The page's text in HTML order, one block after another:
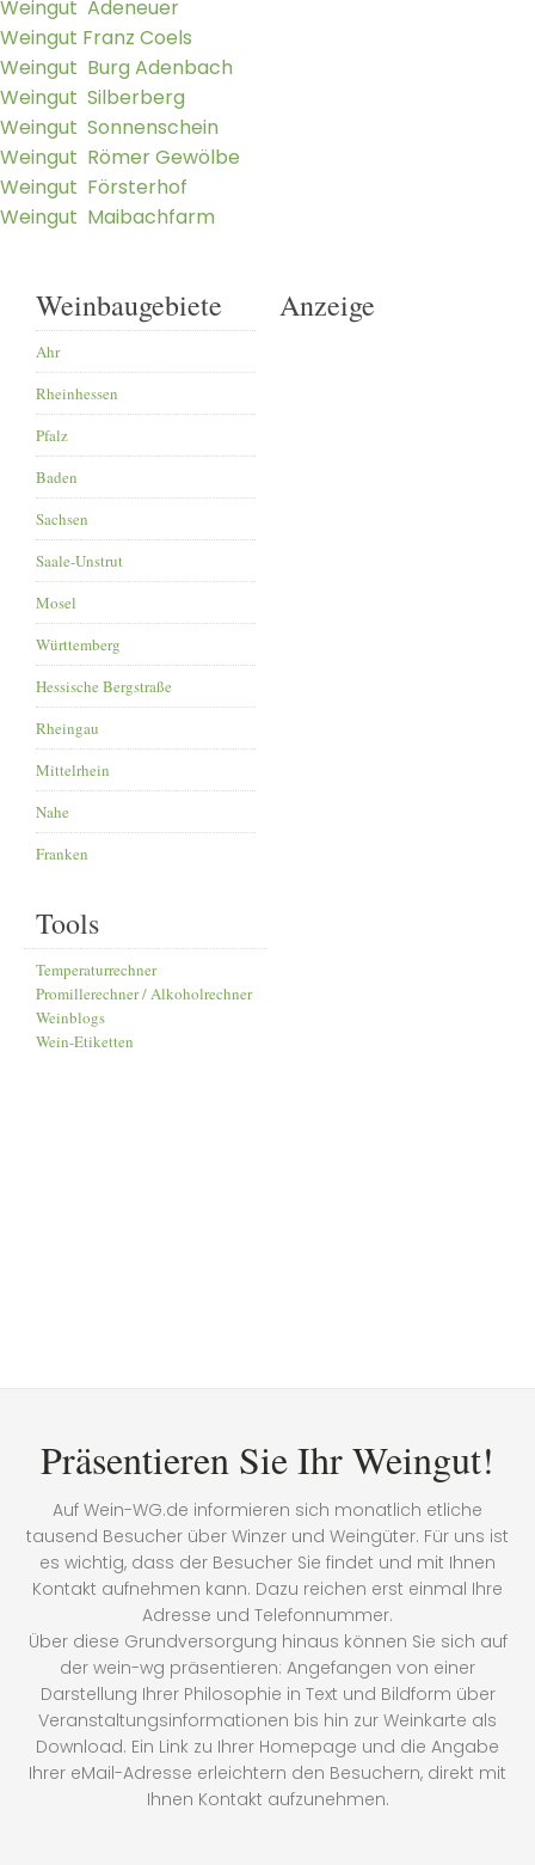
Weingut Adeneuer
Weingut Franz Coels
Weingut Burg Adenbach
Weingut Silberberg
Weingut Sonnenschein
Weingut Römer Gewölbe
Weingut Försterhof
Weingut Maibachfarm
Weinbaugebiete
Ahr
Rheinhessen
Pfalz
Baden
Sachsen
Saale-Unstrut
Mosel
Württemberg
Hessische Bergstraße
Rheingau
Mittelrhein
Nahe
Franken
Tools
Temperaturrechner
Promillerechner / Alkoholrechner
Weinblogs
Wein-Etiketten
Anzeige
Präsentieren Sie Ihr Weingut!
Auf Wein-WG.de informieren sich monatlich etliche
tausend Besucher über Winzer und Weingüter. Für uns ist
es wichtig, dass der Besucher Sie findet und mit Ihnen
Kontakt aufnehmen kann. Dazu reichen erst einmal Ihre
Adresse und Telefonnummer.
Über diese Grundversorgung hinaus können Sie sich auf
der wein-wg präsentieren: Angefangen von einer
Darstellung Ihrer Philosophie in Text und Bildform über
Veranstaltungsinformationen bis hin zur Weinkarte als
Download. Ein Link zu Ihrer Homepage und die Angabe
Ihrer eMail-Adresse erleichtern den Besuchern, direkt mit
Ihnen Kontakt aufzunehmen.